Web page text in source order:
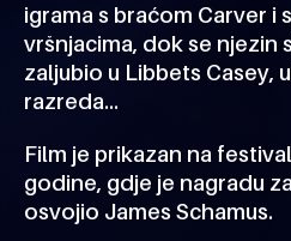
igrama s braćom Carver i
vršnjacima, dok se njezin
zaljubio u Libbets Casey,
razreda…
Film je prikazan na
godine, gdje je nagradu
osvojio James Schamus.